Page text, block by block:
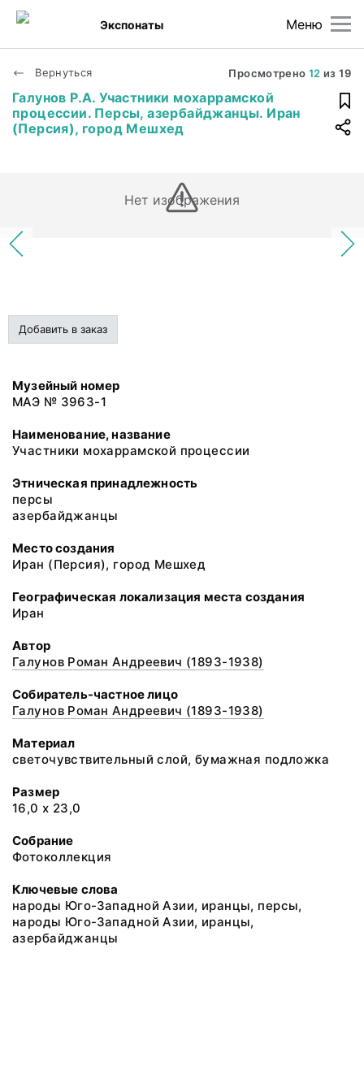
Меню
Экспонаты
Вернуться Просмотрено 12 из19
Галунов Р.А. Участники мохаррамской
процессии. Персы, азербайджанцы. Иран
(Персия), город Мешхед
Нет изображения
Добавить в заказ
Музейный номер
МАЭ № 3963-1
Наименование, название
Участники мохаррамской процессии
Этническая принадлежность
персы
азербайджанцы
Место создания
Иран (Персия), город Мешхед
Географическая локализация места создания
Иран
Автор
Галунов Роман Андреевич (1893-1938)
Собиратель-частное лицо
Галунов Роман Андреевич (1893-1938)
Материал
светочувствительный слой, бумажная подложка
Размер
16,0 х 23,0
Собрание
Фотоколлекция
Ключевые слова
народы Юго-Западной Азии, иранцы, персы,
народы Юго-Западной Азии, иранцы,
азербайджанцы